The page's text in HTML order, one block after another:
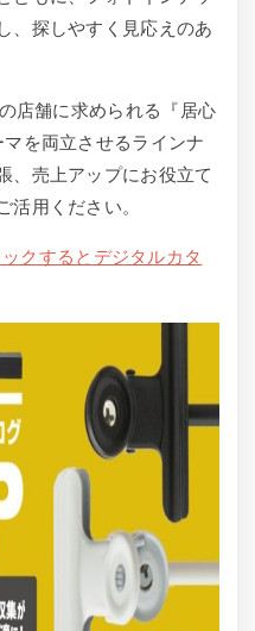
、探しやすく見応えのあ
店舗に求められる『居心
を両立させるラインナ
、売上アップにお役立て
活用ください。
クするとデジタルカタ